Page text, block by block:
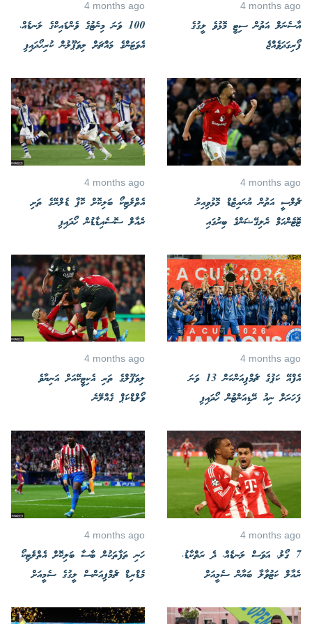
4 months ago
އާސެނަލް އަތުން ސިޓީ މޮޅުވެ ލީގުގެ
ފޯރިގަދަވެއްޖެ
4 months ago
100 ވަނަ މިނެޓުގެ ވެންޑައިކްގެ ލަނޑެއް،
އެވަޓަންގެ މައްޗަށް ލިވަޕޫލުން ކުރިހޯދައިފި
4 months ago
ޗެލްސީ އަތުން ޔުނައިޓެޑް މޮޅުވިއިރު
ޓޮޓެންހަމް ރެލިގޭޝަންގެ ބިރުގައި
4 months ago
އެތްލެޓިކޯ ބަލިކޮށް ކޮޕާ ޑެލްރޭގެ ތަށި
ރެއާލް ސޮސެއިޑާޑުން ހޯދައިފި
4 months ago
އެފްއޭ ކަޕުގެ ޗެމްޕިއަންކަން 13 ވަނަ
ފަހަރަށް ނިއު ރޭޑިއަންޓުން ހޯދައިފި
4 months ago
ލިވަޕޫލްގެ ތަރި އެކިޓީކޭއަށް އަނިޔާވެ
ވޯލްޑްކަޕް ގެއްލޭނެ
4 months ago
7 ގޯލު، އަވަސް ލަނޑެއް، ދެ ރަތްކާޑު،
ރެއާލް ކަޓުވާލާ ބަޔާން ސެމީއަށް
4 months ago
ހަނި ތަފާތަކުން ބާސާ ބަލިކޮށް އެތްލެޓިކޯ
މެޑްރިޑް ޗެމްޕިއަންސް ލީގުގެ ސެމީއަށް